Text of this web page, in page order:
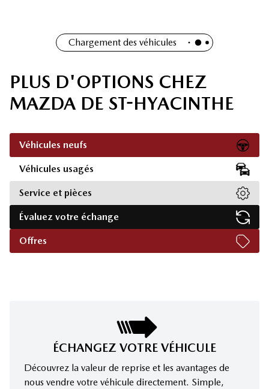
Chargement des véhicules
PLUS D'OPTIONS CHEZ
MAZDA DE ST-HYACINTHE
Véhicules neufs
Véhicules usagés
Service et pièces
Évaluez votre échange
Offres
ÉCHANGEZ VOTRE VÉHICULE
Découvrez la valeur de reprise et les avantages de
nous vendre votre véhicule directement. Simple,